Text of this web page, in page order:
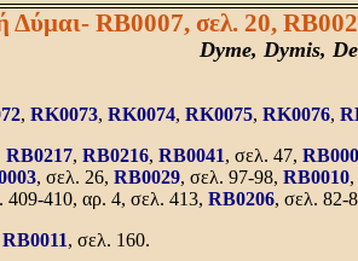
Δύμαι- RB0007, σελ. 20,
Dyme, Dymis,
, RK0073, RK0074, RK0075, RK0076,
RB0217, RB0216, RB0041, σελ. 47,
, σελ. 26, RB0029, σελ. 97-98, RB0010
409-410, αρ. 4, σελ. 413, RB0206, σελ. 82-
RB0011, σελ. 160.